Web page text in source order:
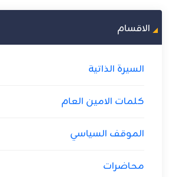
الاقسام
السيرة الذاتية
كلمات الامين العام
الموقف السياسي
محاضرات